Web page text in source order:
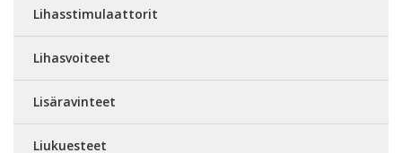
Lihasstimulaattorit
Lihasvoiteet
Lisäravinteet
Liukuesteet